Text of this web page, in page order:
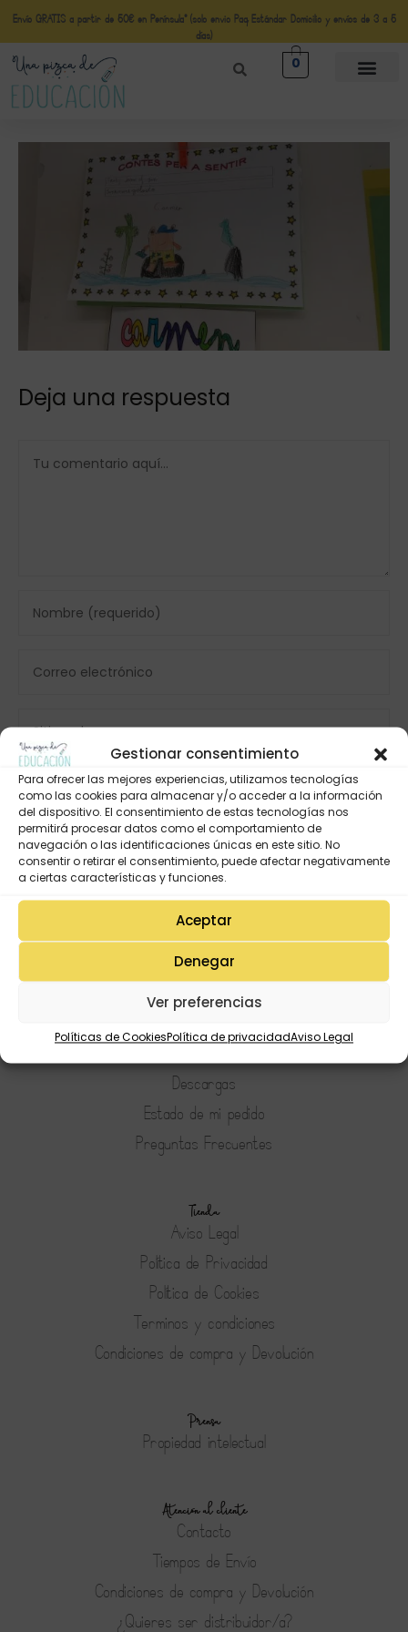
Gestionar consentimiento
Para ofrecer las mejores experiencias, utilizamos tecnologías
como las cookies para almacenar y/o acceder a la información
del dispositivo. El consentimiento de estas tecnologías nos
permitirá procesar datos como el comportamiento de
navegación o las identificaciones únicas en este sitio. No
consentir o retirar el consentimiento, puede afectar negativamente
a ciertas características y funciones.
Aceptar
Denegar
Ver preferencias
Políticas de CookiesPolítica de privacidadAviso Legal
Envío GRATIS a partir de 50€ en Península* (solo envio Paq Estándar Domicilio y envíos de 3 a 5
días)
0
Deja una respuesta
Mi Cuenta
Descargas
Estado de mi pedido
Preguntas Frecuentes
Tienda
Aviso Legal
Política de Privacidad
Política de Cookies
Terminos y condiciones
Condiciones de compra y Devolución
Prensa
Propiedad intelectual
Atención al cliente
Contacto
Tiempos de Envío
Condiciones de compra y Devolución
¿Quieres ser distribuidor/a?